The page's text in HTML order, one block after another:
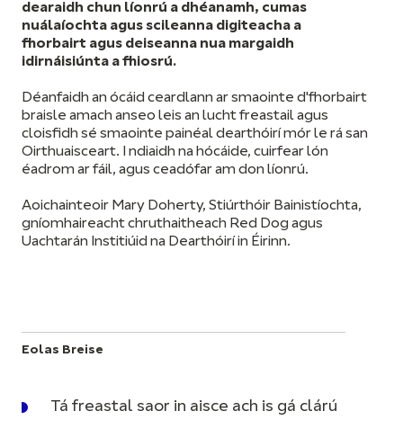
dearaidh chun líonrú a dhéanamh, cumas
nuálaíochta agus scileanna digiteacha a
fhorbairt agus deiseanna nua margaidh
idirnáisiúnta a fhiosrú.
Déanfaidh an ócáid ceardlann ar smaointe d'fhorbairt
braisle amach anseo leis an lucht freastail agus
cloisfidh sé smaointe painéal dearthóirí mór le rá san
Oirthuaisceart. I ndiaidh na hócáide, cuirfear lón
éadrom ar fáil, agus ceadófar am don líonrú.
Aoichainteoir Mary Doherty, Stiúrthóir Bainistíochta,
gníomhaireacht chruthaitheach Red Dog agus
Uachtarán Institiúid na Dearthóirí in Éirinn.
Eolas Breise
Tá freastal saor in aisce ach is gá clárú